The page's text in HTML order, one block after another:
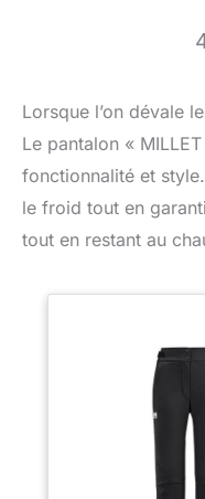
Lorsque l’on dévale
Le pantalon «
fonctionnalité et
le froid tout en
tout en restant au